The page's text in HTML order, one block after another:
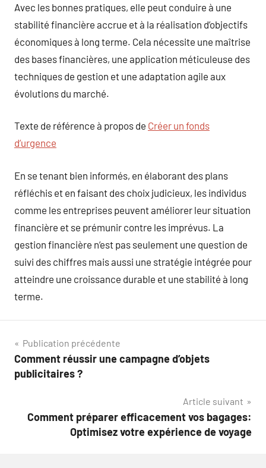
Avec les bonnes pratiques, elle peut conduire à une
stabilité financière accrue et à la réalisation d’objectifs
économiques à long terme. Cela nécessite une maîtrise
des bases financières, une application méticuleuse des
techniques de gestion et une adaptation agile aux
évolutions du marché.
Texte de référence à propos de Créer un fonds
d’urgence
En se tenant bien informés, en élaborant des plans
réfléchis et en faisant des choix judicieux, les individus
comme les entreprises peuvent améliorer leur situation
financière et se prémunir contre les imprévus. La
gestion financière n’est pas seulement une question de
suivi des chiffres mais aussi une stratégie intégrée pour
atteindre une croissance durable et une stabilité à long
terme.
Navigation
de
Publication précédente
Comment réussir une campagne d’objets
publicitaires ?
Article suivant
Comment préparer efficacement vos bagages:
Optimisez votre expérience de voyage